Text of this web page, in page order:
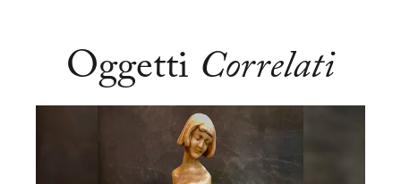
Oggetti Correlati